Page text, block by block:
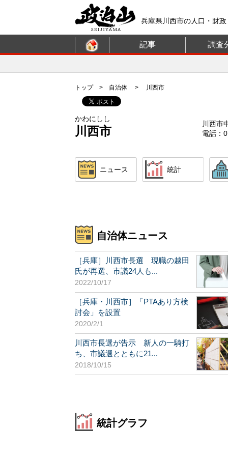
兵庫県川西市の人口・財
記事 調査
トップ> 自治体 > 川西市
かわにしし
川西市
川西市
電話：
ニュース 統計
自治体ニュース
［兵庫］川西市長選 現職の越田
氏が再選、市議24人も...
2022/10/17
［兵庫・川西市］「PTAあり方検
討会」を設置
2020/2/1
川西市長選が告示 新人の一騎打
ち、市議選とともに21...
2018/10/15
統計グラフ